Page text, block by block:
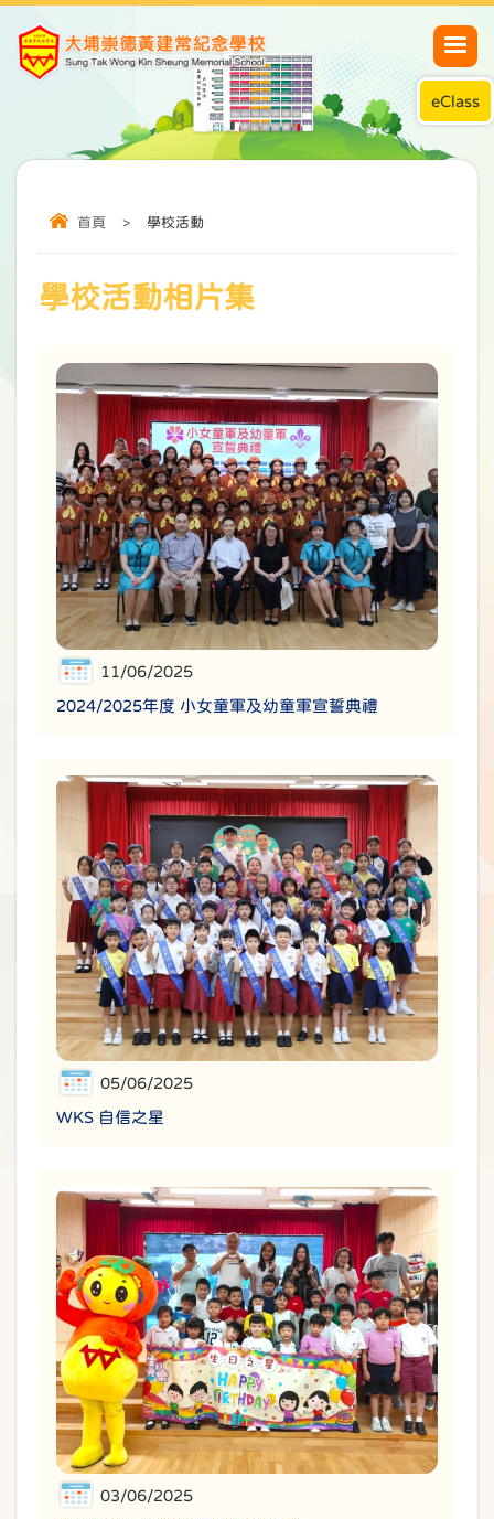
eClass
首頁 > 學校活動
學校活動相片集
11/06/2025
2024/2025年度 小女童軍及幼童軍宣誓典禮
05/06/2025
WKS 自信之星
03/06/2025